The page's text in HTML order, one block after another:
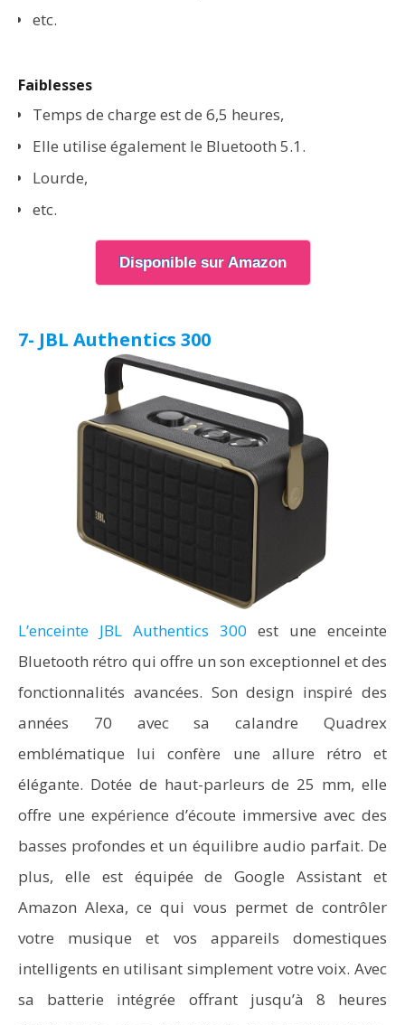
etc.
Faiblesses
Temps de charge est de 6,5 heures,
Elle utilise également le Bluetooth 5.1.
Lourde,
etc.
Disponible sur Amazon
7- JBL Authentics 300
L’enceinte JBL Authentics 300 est une enceinte
Bluetooth rétro qui offre un son exceptionnel et des
fonctionnalités avancées. Son design inspiré des
années 70 avec sa calandre Quadrex
emblématique lui confère une allure rétro et
élégante. Dotée de haut-parleurs de 25 mm, elle
offre une expérience d’écoute immersive avec des
basses profondes et un équilibre audio parfait. De
plus, elle est équipée de Google Assistant et
Amazon Alexa, ce qui vous permet de contrôler
votre musique et vos appareils domestiques
intelligents en utilisant simplement votre voix. Avec
sa batterie intégrée offrant jusqu’à 8 heures